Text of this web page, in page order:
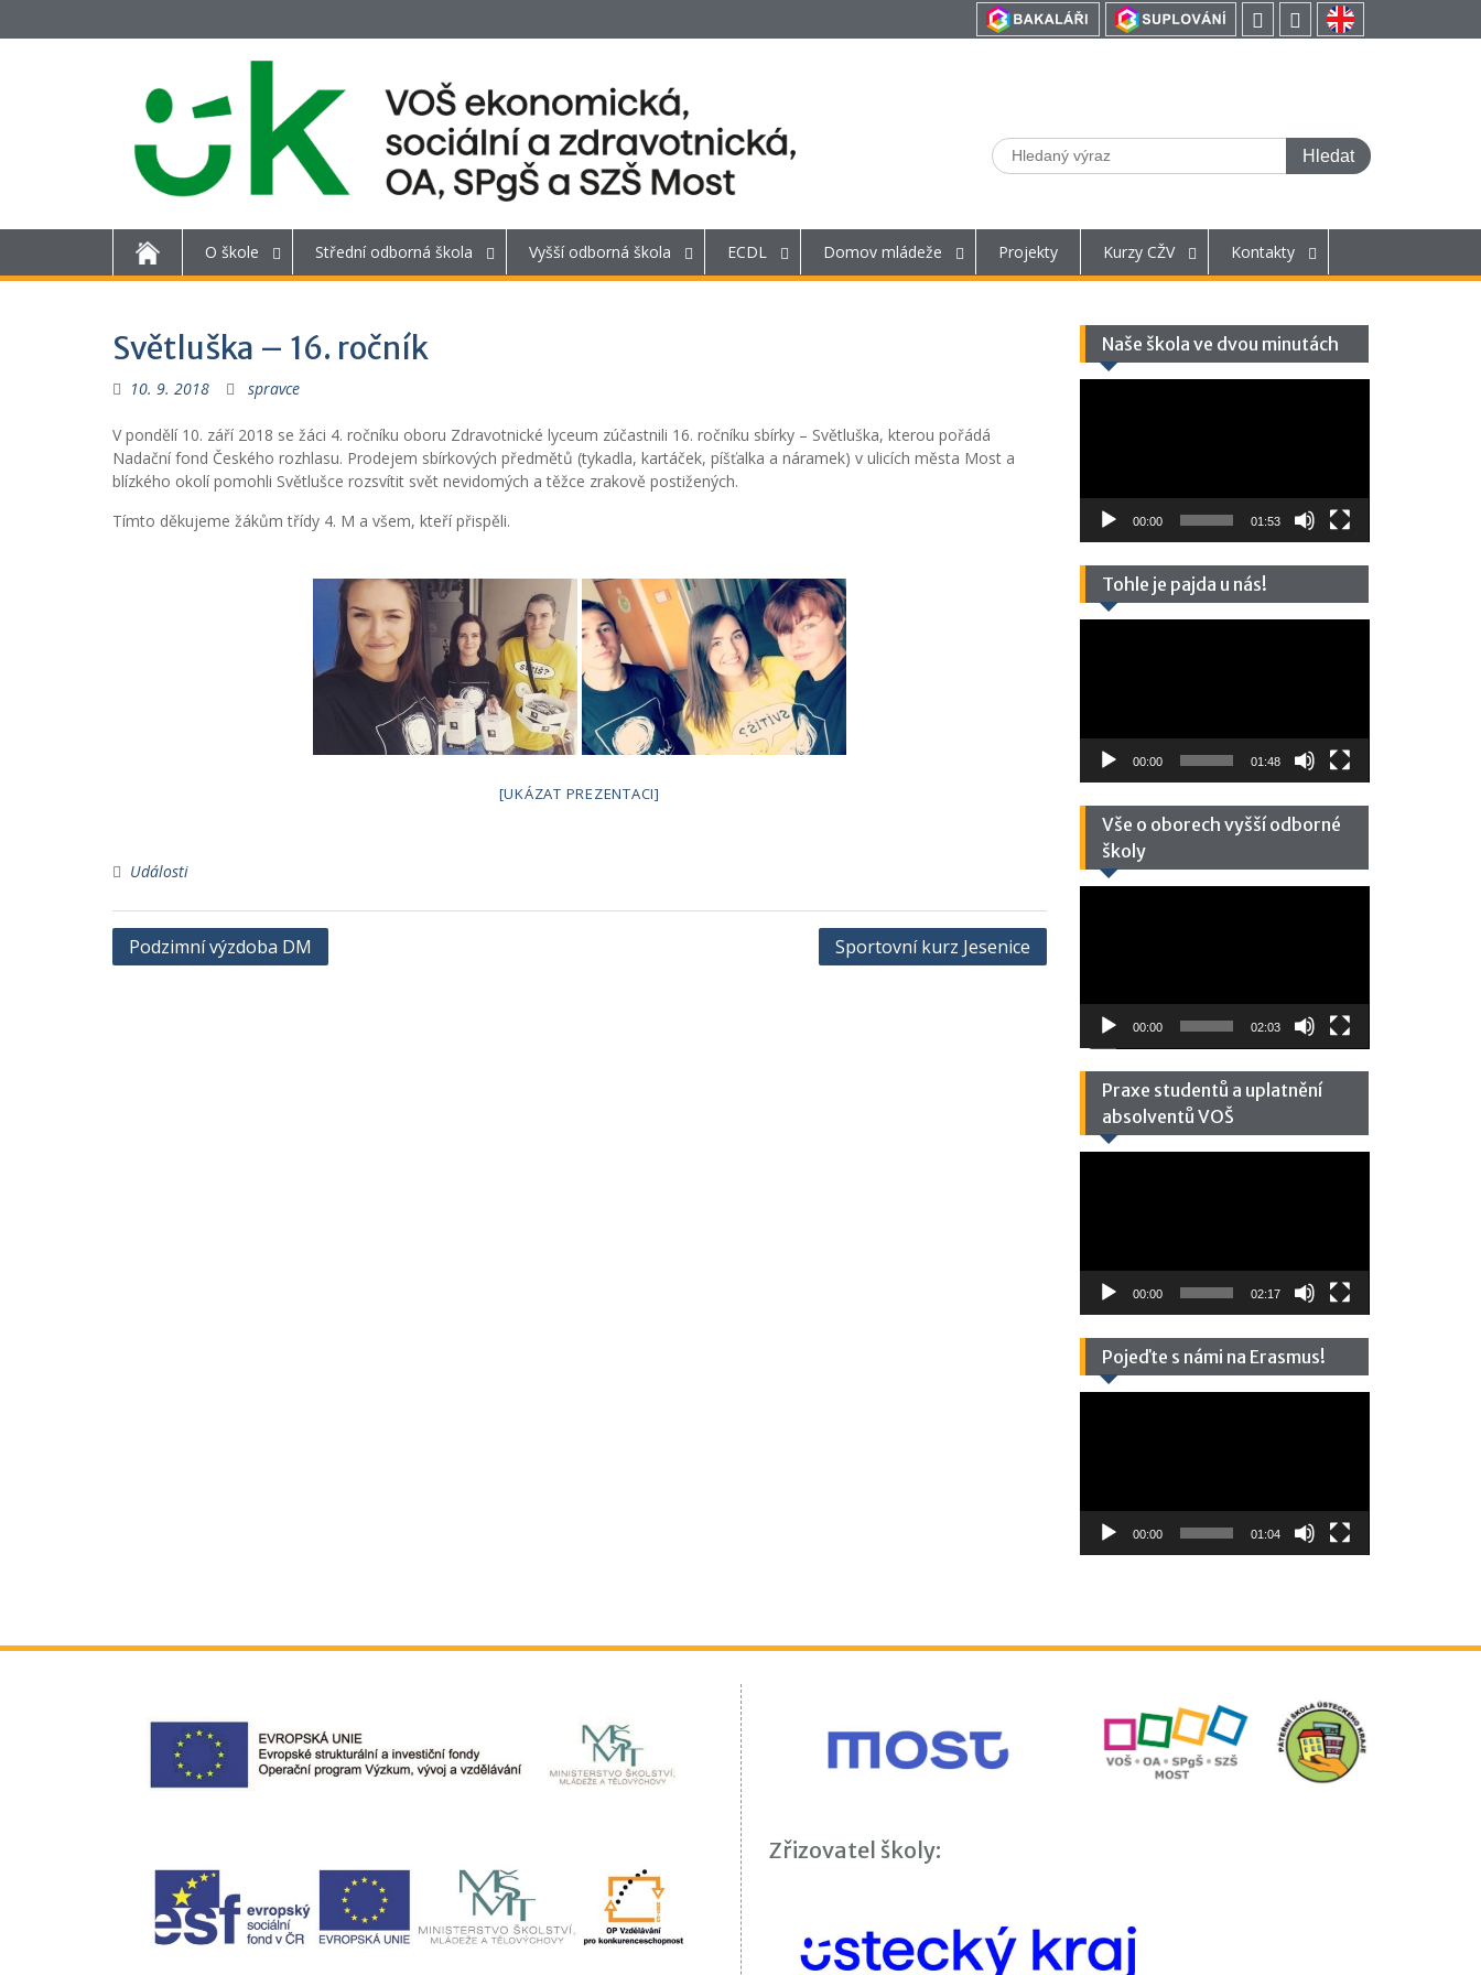
O škole Střední odborná škola Vyšší odborná škola ECDL Domov mládeže Projekty Kurzy CŽV Kontakty
Světluška – 16. ročník
10. 9. 2018 spravce
V pondělí 10. září 2018 se žáci 4. ročníku oboru Zdravotnické lyceum zúčastnili 16. ročníku sbírky – Světluška, kterou pořádá
Nadační fond Českého rozhlasu. Prodejem sbírkových předmětů (tykadla, kartáček, píšťalka a náramek) v ulicích města Most a
blízkého okolí pomohli Světlušce rozsvítit svět nevidomých a těžce zrakově postižených.
Tímto děkujeme žákům třídy 4. M a všem, kteří přispěli.
[UKÁZAT PREZENTACI]
Události
Podzimní výzdoba DM Sportovní kurz Jesenice
Naše škola ve dvou minutách
00:00 01:53
Tohle je pajda u nás!
00:00 01:48
Vše o oborech vyšší odborné
školy
00:00 02:03
Praxe studentů a uplatnění
absolventů VOŠ
00:00 02:17
Pojeďte s námi na Erasmus!
00:00 01:04
Zřizovatel školy: